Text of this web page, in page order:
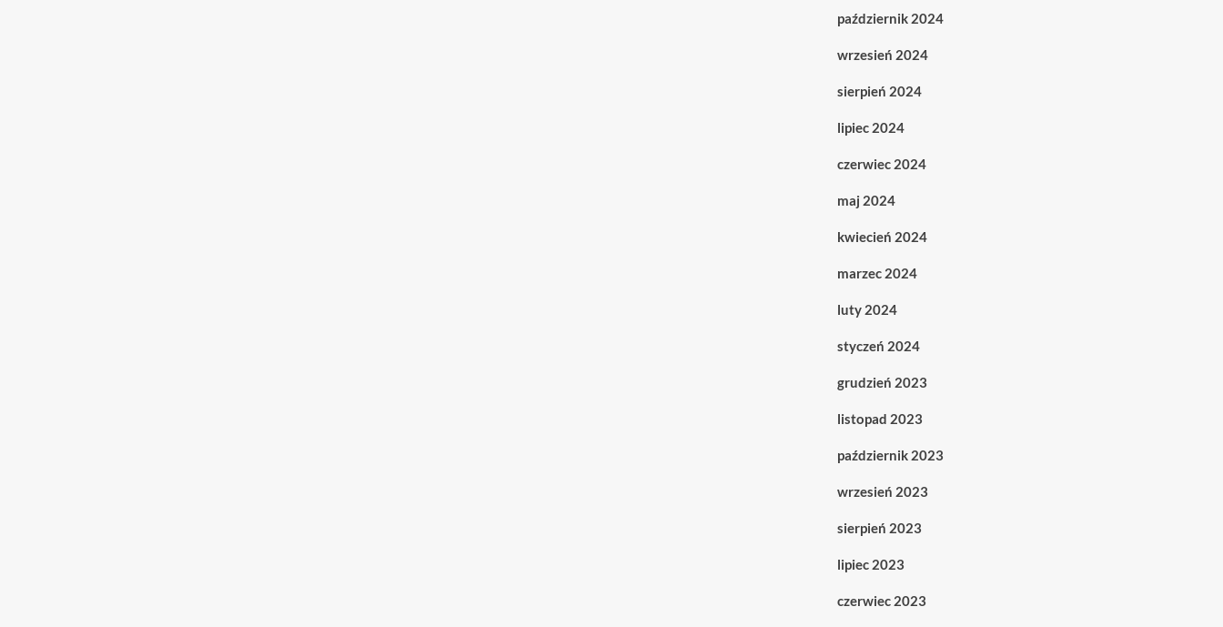
październik 2024
wrzesień 2024
sierpień 2024
lipiec 2024
czerwiec 2024
maj 2024
kwiecień 2024
marzec 2024
luty 2024
styczeń 2024
grudzień 2023
listopad 2023
październik 2023
wrzesień 2023
sierpień 2023
lipiec 2023
czerwiec 2023